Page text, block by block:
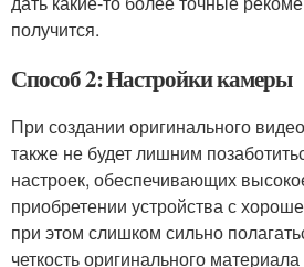
получится.
Способ 2: Настройки камеры
При создании оригинального
также не будет лишним
настроек, обеспечивающих
приобретении устройства с
при этом слишком сильно
четкость оригинального